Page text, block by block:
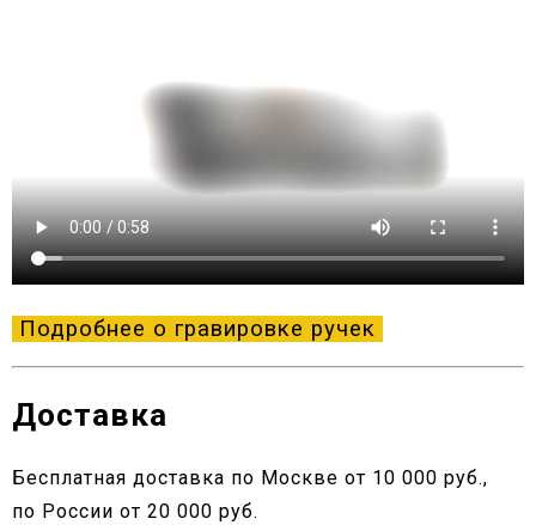
Подробнее о гравировке ручек
Доставка
Бесплатная доставка по Москве от 10 000 руб.,
по России от 20 000 руб.